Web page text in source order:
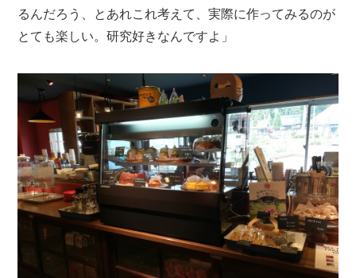
るんだろう、とあれこれ考えて、実際に作ってみるのが
とても楽しい。研究好きなんですよ」